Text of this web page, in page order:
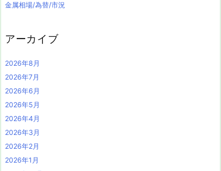
金属相場/為替/市況
アーカイブ
2026年8月
2026年7月
2026年6月
2026年5月
2026年4月
2026年3月
2026年2月
2026年1月